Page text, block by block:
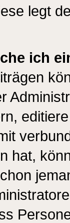
legt
ich
hat,